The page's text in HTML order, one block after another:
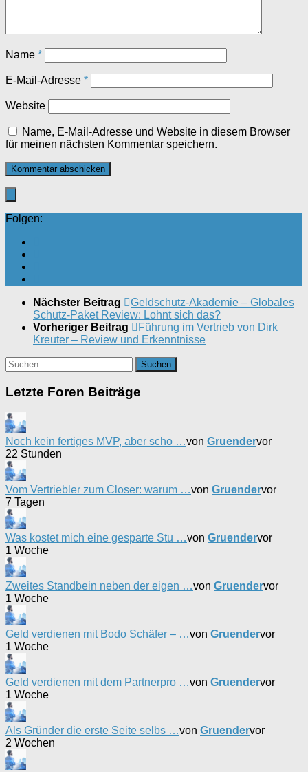
Name *
E-Mail-Adresse *
Website
Name, E-Mail-Adresse und Website in diesem Browser
für meinen nächsten Kommentar speichern.
Folgen:
Nächster Beitrag
Geldschutz-Akademie – Globales
Schutz-Paket Review: Lohnt sich das?
Vorheriger Beitrag
Führung im Vertrieb von Dirk
Kreuter – Review und Erkenntnisse
Suchen
nach:
Letzte Foren Beiträge
Noch kein fertiges MVP, aber scho …von Gruendervor
22 Stunden
Vom Vertriebler zum Closer: warum …von Gruendervor
7 Tagen
Was kostet mich eine gesparte Stu …von Gruendervor
1 Woche
Zweites Standbein neben der eigen …von Gruendervor
1 Woche
Geld verdienen mit Bodo Schäfer – …von Gruendervor
1 Woche
Geld verdienen mit dem Partnerpro …von Gruendervor
1 Woche
Als Gründer die erste Seite selbs …von Gruendervor
2 Wochen